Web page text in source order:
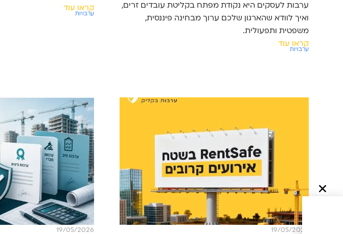
ערבות לעסקים היא נקודת מפתח בקליטת עובדים זרים,
ואיך לוודא שהארגון שלכם ערוך מבחינה פיננסית,
משפטית ותפעולית.
קראו עוד
ערבויות
קראו עוד
ערבויות
19/05/2026
19/05/2026